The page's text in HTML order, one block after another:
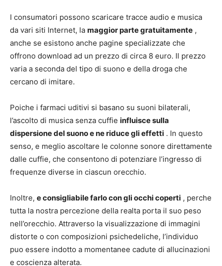
I consumatori possono scaricare tracce audio e musica
da vari siti Internet, la maggior parte gratuitamente ,
anche se esistono anche pagine specializzate che
offrono download ad un prezzo di circa 8 euro. Il prezzo
varia a seconda del tipo di suono e della droga che
cercano di imitare.
Poiche i farmaci uditivi si basano su suoni bilaterali,
l’ascolto di musica senza cuffie influisce sulla
dispersione del suono e ne riduce gli effetti . In questo
senso, e meglio ascoltare le colonne sonore direttamente
dalle cuffie, che consentono di potenziare l’ingresso di
frequenze diverse in ciascun orecchio.
Inoltre, e consigliabile farlo con gli occhi coperti , perche
tutta la nostra percezione della realta porta il suo peso
nell’orecchio. Attraverso la visualizzazione di immagini
distorte o con composizioni psichedeliche, l’individuo
puo essere indotto a momentanee cadute di allucinazioni
e coscienza alterata.